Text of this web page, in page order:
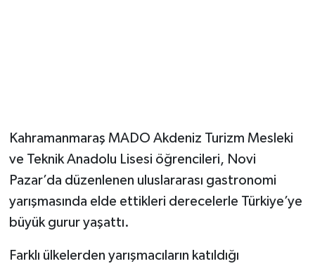
Kahramanmaraş MADO Akdeniz Turizm Mesleki
ve Teknik Anadolu Lisesi öğrencileri, Novi
Pazar’da düzenlenen uluslararası gastronomi
yarışmasında elde ettikleri derecelerle Türkiye’ye
büyük gurur yaşattı.
Farklı ülkelerden yarışmacıların katıldığı